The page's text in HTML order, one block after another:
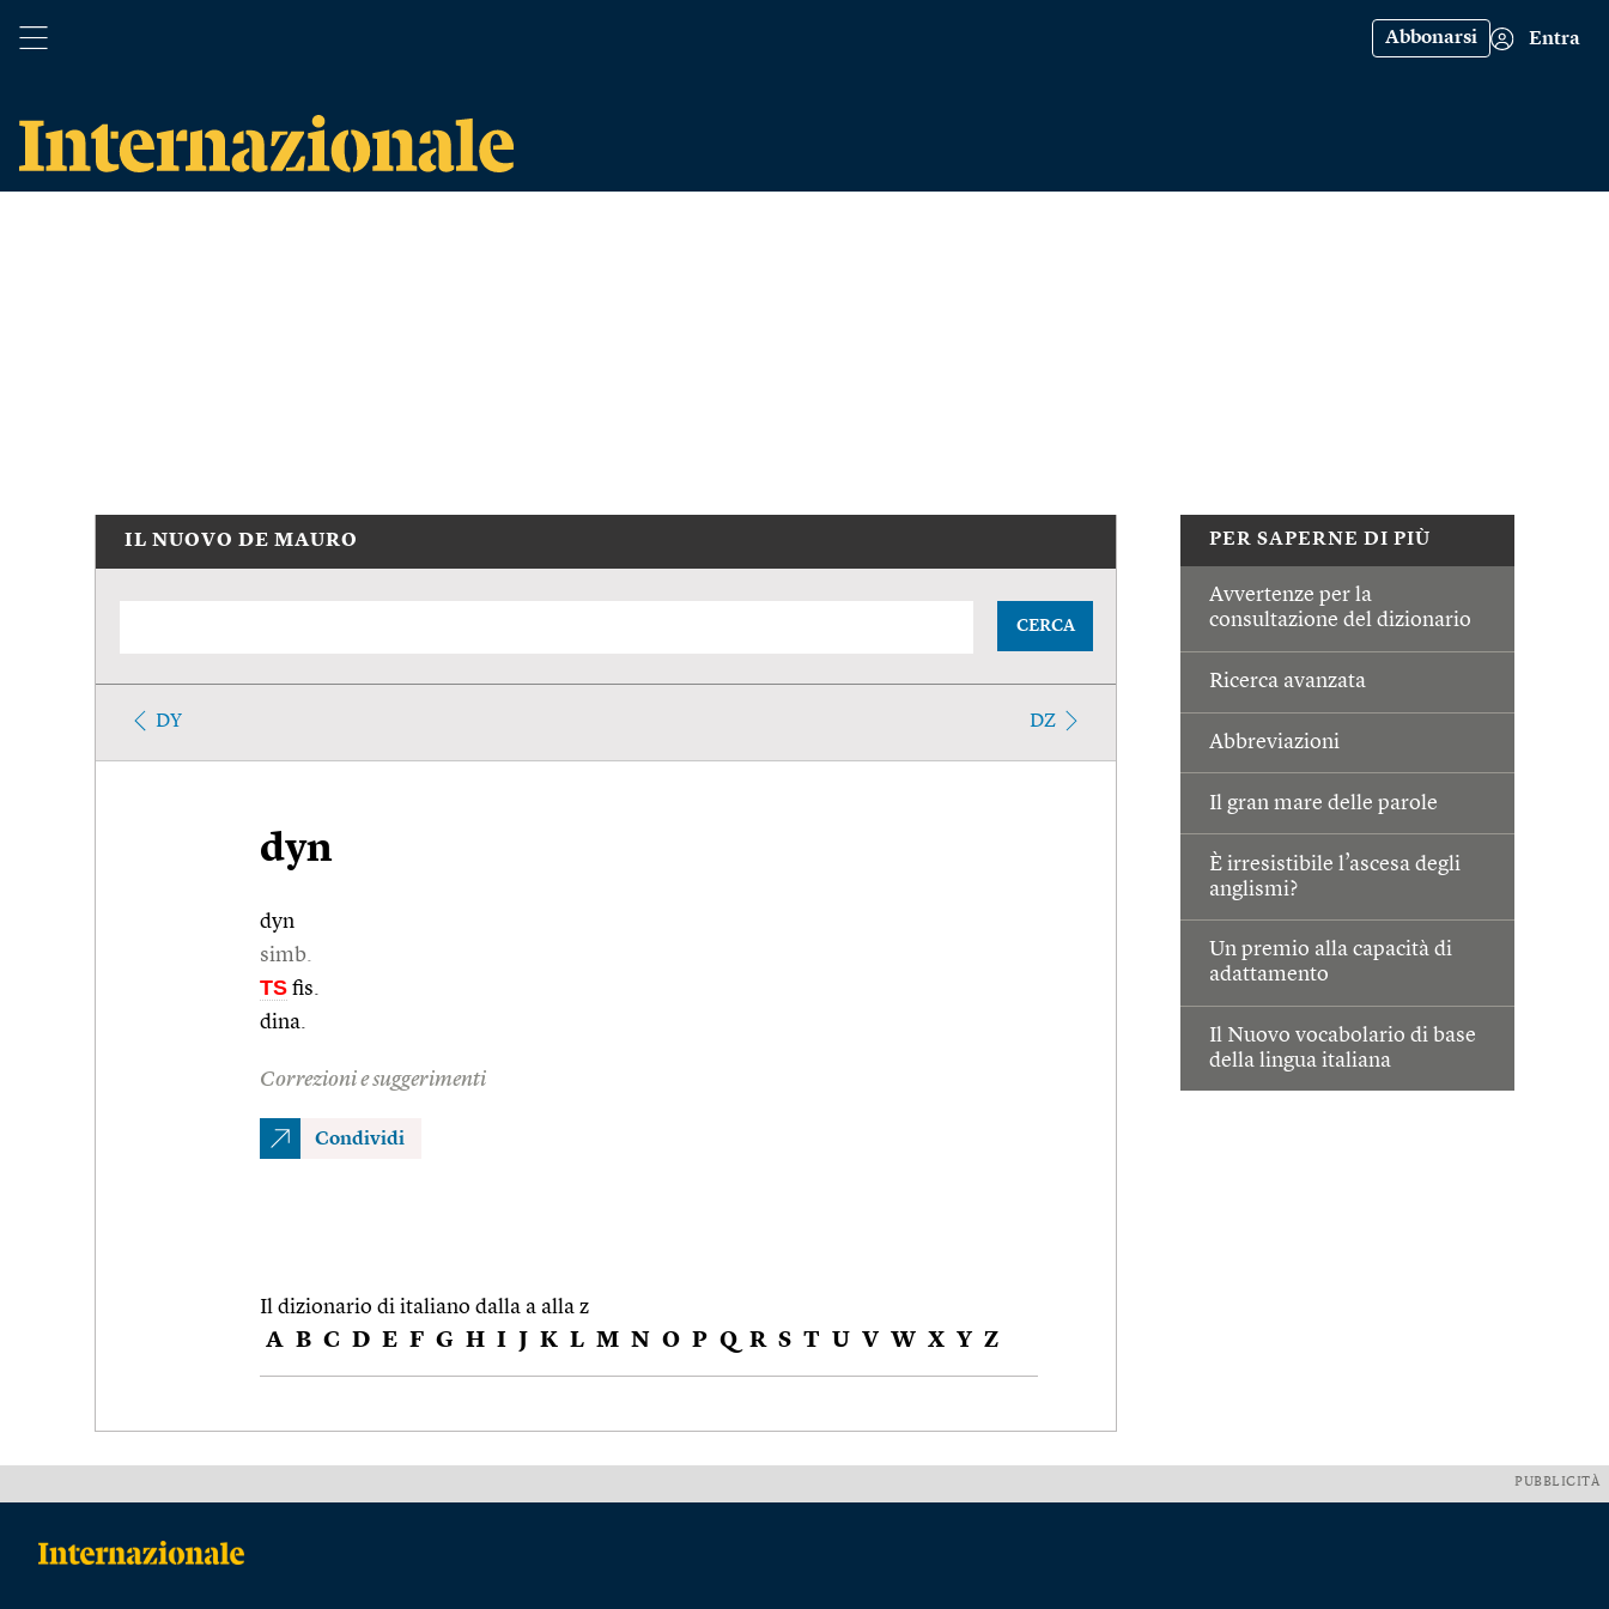
Abbonarsi Entra
PER SAPERNE DI PIÙ
Avvertenze per la
consultazione del dizionario
Ricerca avanzata
Abbreviazioni
Il gran mare delle parole
È irresistibile l’ascesa degli
anglismi?
Un premio alla capacità di
adattamento
Il Nuovo vocabolario di base
della lingua italiana
IL NUOVO DE MAURO
CERCA
DY DZ
dyn
dyn
simb.
TS fis.
dina.
Correzioni e suggerimenti
Condividi
Il dizionario di italiano dalla a alla z
A B C D E F G H I J K L M N O P Q R S T U V W X Y Z
PUBBLICITÀ